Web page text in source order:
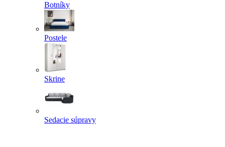
Botníky
Postele
Skrine
Sedacie súpravy